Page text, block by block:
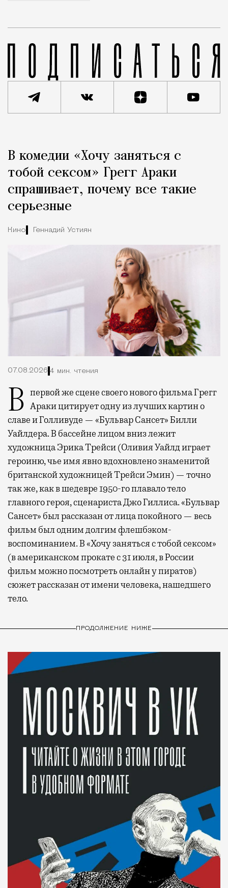
Город
В комедии «Хочу заняться с
тобой сексом» Грегг Араки
спрашивает, почему все такие
серьезные
Кино Геннадий Устиян
07.08.2026 4 мин. чтения
В первой же сцене своего нового фильма Грегг Араки цитирует одну из лучших картин о
славе и Голливуде — «Бульвар Сансет» Билли
Уайлдера. В бассейне лицом вниз лежит
художница Эрика Трейси (Оливия Уайлд играет
героиню, чье имя явно вдохновлено знаменитой
британской художницей Трейси Эмин) — точно
так же, как в шедевре 1950-го плавало тело
главного героя, сценариста Джо Гиллиса. «Бульвар
Сансет» был рассказан от лица покойного — весь
фильм был одним долгим флешбэком-
воспоминанием. В «Хочу заняться с тобой сексом»
(в американском прокате с 31 июля, в России
фильм можно посмотреть онлайн у пиратов)
сюжет рассказан от имени человека, нашедшего
тело.
ПРОДОЛЖЕНИЕ НИЖЕ